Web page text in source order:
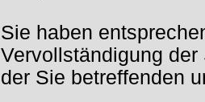
Sie haben
Vervollständigung
der Sie betreffenden